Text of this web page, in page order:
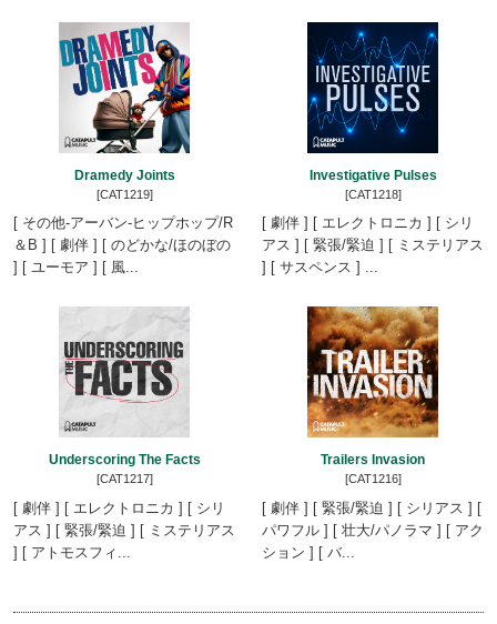
Dramedy Joints
[CAT1219]
[ その他-アーバン-ヒップホップ/R
＆B ] [ 劇伴 ] [ のどかな/ほのぼの
] [ ユーモア ] [ 風...
Investigative Pulses
[CAT1218]
[ 劇伴 ] [ エレクトロニカ ] [ シリ
アス ] [ 緊張/緊迫 ] [ ミステリアス
] [ サスペンス ] ...
Underscoring The Facts
[CAT1217]
[ 劇伴 ] [ エレクトロニカ ] [ シリ
アス ] [ 緊張/緊迫 ] [ ミステリアス
] [ アトモスフィ...
Trailers Invasion
[CAT1216]
[ 劇伴 ] [ 緊張/緊迫 ] [ シリアス ] [
パワフル ] [ 壮大/パノラマ ] [ アク
ション ] [ バ...